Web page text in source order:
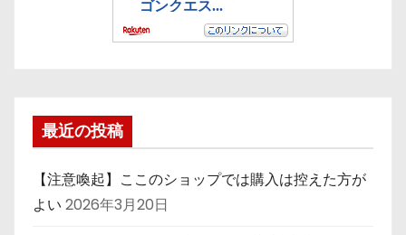
最近の投稿
【注意喚起】ここのショップでは購入は控えた方が
よい 2026年3月20日